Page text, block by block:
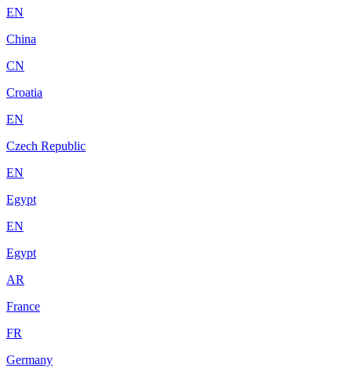
EN
China
CN
Croatia
EN
Czech Republic
EN
Egypt
EN
Egypt
AR
France
FR
Germany